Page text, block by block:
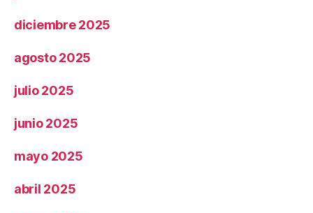
diciembre 2025
agosto 2025
julio 2025
junio 2025
mayo 2025
abril 2025